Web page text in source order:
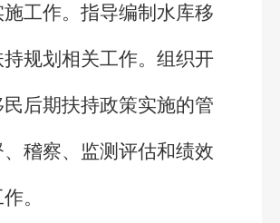
施工作。指导编制水库移
持规划相关工作。组织开
民后期扶持政策实施的管
稽察、监测评估和绩效
。